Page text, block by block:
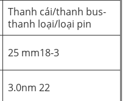
Thanh cái/thanh bus-
thanh loại/loại pin
25 mm18-3
3.0nm 22